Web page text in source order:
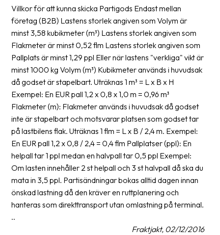
company
About
Media
Coworkers
Job
&
career
News
archive
Contact
us
Terms
Villkor för att kunna skicka Partigods Endast mellan
företag (B2B) Lastens storlek angiven som Volym är
minst 3,58 kubikmeter (m³) Lastens storlek angiven som
Flakmeter är minst 0,52 flm Lastens storlek angiven som
Pallplats är minst 1,29 ppl Eller när lastens "verkliga" vikt är
minst 1000 kg Volym (m³) Kubikmeter används i huvudsak
då godset är stapelbart. Uträknas 1 m³ = L x B x H
Exempel: En EUR pall 1,2 x 0,8 x 1,0 m = 0,96 m³
Flakmeter (m): Flakmeter används i huvudsak då godset
inte är stapelbart och motsvarar platsen som godset tar
på lastbilens flak. Uträknas 1 flm = L x B / 2,4 m. Exempel:
En EUR pall 1,2 x 0,8 / 2,4 = 0,4 flm Pallplatser (ppl): En
helpall tar 1 ppl medan en halvpall tar 0,5 ppl Exempel:
Om lasten innehåller 2 st helpall och 3 st halvpall då ska du
mata in 3,5 ppl. Partisändningar bokas alltid dagen innan
önskad lastning då den kräver en ruttplanering och
hanteras som direkttransport utan omlastning på terminal.
..
Fraktjakt, 02/12/2016